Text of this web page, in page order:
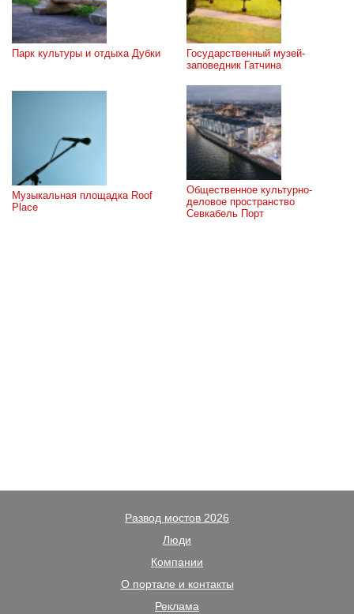
Парк культуры и отдыха Дубки
Государственный музей-
заповедник Гатчина
Музыкальная площадка Roof
Place
Общественное культурно-
деловое пространство
Севкабель Порт
Развод мостов 2026
Люди
Компании
О портале и контакты
Реклама